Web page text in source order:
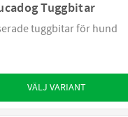
Tuggbitar
tuggbitar för hund
VÄLJ VARIANT